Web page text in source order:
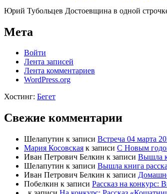
Юрий Тубольцев Достоевщина в одной
Мета
Войти
Лента записей
Лента комментариев
WordPress.org
Хостинг: Бегет
Свежие комментарии
Шелапутин к записи Встреча 04 марта
Мария Косовская к записи С Новым
Иван Петрович Белкин к записи Вышла
Шелапутин к записи Вышла книга
Иван Петрович Белкин к записи
Побелкин к записи Рассказ на конкурс: